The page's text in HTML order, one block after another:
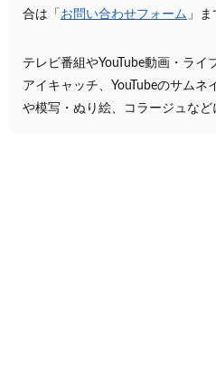
合は「 お問い合わせフォーム 」
テレビ番組やYouTube動画・ラ
アイキャッチ、YouTubeのサムネ
や模写・ぬり絵、コラージュなど